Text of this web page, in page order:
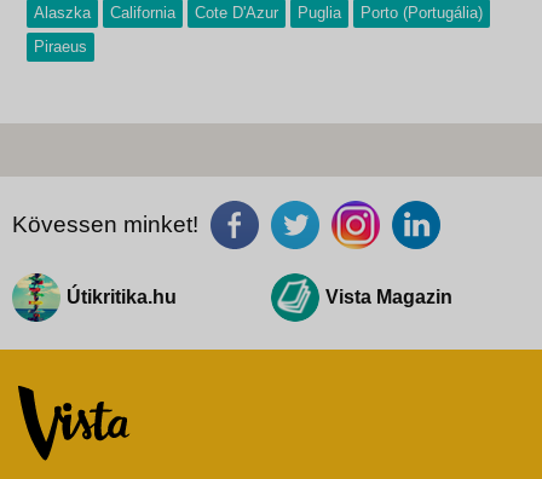
Alaszka
California Cote D'Azur Puglia
Porto (Portugália)
Piraeus
Kövessen minket!
Útikritika.hu Vista Magazin